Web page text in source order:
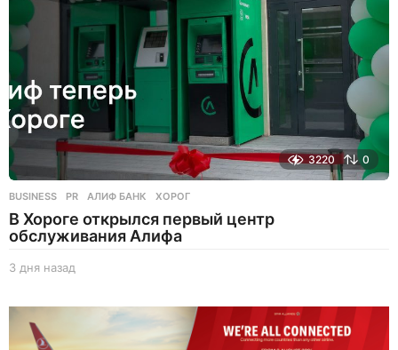
3220 0
BUSINESS ,PR АЛИФ БАНК ,ХОРОГ
В Хороге открылся первый центр
обслуживания Алифа
3 дня назад